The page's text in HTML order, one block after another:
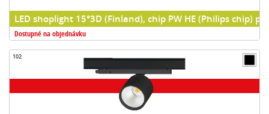
LED shoplight 15°3D (Finland), chip PW HE (Philips chip)
Dostupné na objednávku
102